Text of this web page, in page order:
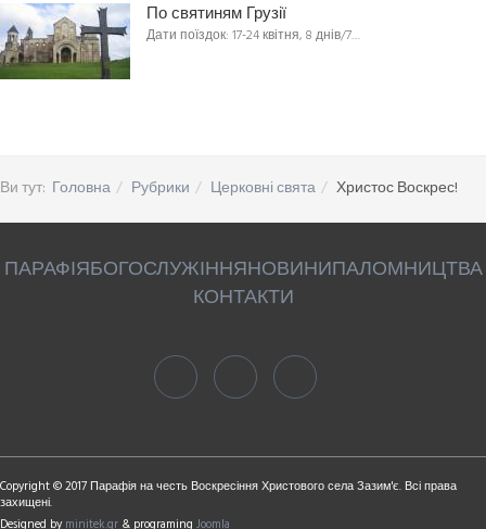
По святиням Грузії
Дати поїздок: 17-24 квітня, 8 днів/7…
Ви тут: Головна Рубрики Церковні свята Христос Воскрес!
ПАРАФІЯБОГОСЛУЖІННЯНОВИНИПАЛОМНИЦТВА
КОНТАКТИ
Copyright © 2017 Парафія на честь Воскресіння Христового села Зазим'є. Всі права
захищені.
Designed by minitek.gr & programing Joomla